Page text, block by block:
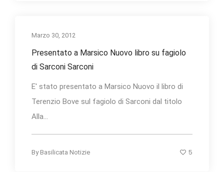
Marzo 30, 2012
Presentato a Marsico Nuovo libro su fagiolo
di Sarconi Sarconi
E' stato presentato a Marsico Nuovo il libro di
Terenzio Bove sul fagiolo di Sarconi dal titolo
Alla...
By Basilicata Notizie 5